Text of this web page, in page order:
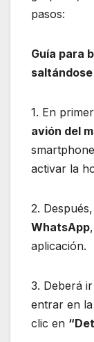
pasos:
Guía para
1. En
avión del
activar la
2. Después,
WhatsApp
aplicación.
3. Deberá
entrar en
clic en